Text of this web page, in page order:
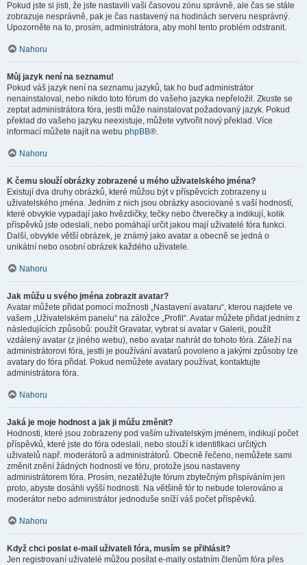
Pokud jste si jisti, že jste nastavili vaši časovou zónu správně, ale čas se stále
zobrazuje nesprávně, pak je čas nastavený na hodinách serveru nesprávný.
Upozorněte na to, prosím, administrátora, aby mohl tento problém odstranit.
Nahoru
Můj jazyk není na seznamu!
Pokud váš jazyk není na seznamu jazyků, tak ho buď administrátor
nenainstaloval, nebo nikdo toto fórum do vašeho jazyka nepřeložil. Zkuste se
zeptat administrátora fóra, jestli může nainstalovat požadovaný jazyk. Pokud
překlad do vašeho jazyku neexistuje, můžete vytvořit nový překlad. Více
informací můžete najít na webu phpBB®.
Nahoru
K čemu slouží obrázky zobrazené u mého uživatelského jména?
Existují dva druhy obrázků, které můžou být v příspěvcích zobrazeny u
uživatelského jména. Jedním z nich jsou obrázky asociované s vaší hodností,
které obvykle vypadají jako hvězdičky, tečky nebo čtverečky a indikují, kolik
příspěvků jste odeslali, nebo pomáhají určit jakou mají uživatelé fóra funkci.
Další, obvykle větší obrázek, je známý jako avatar a obecně se jedná o
unikátní nebo osobní obrázek každého uživatele.
Nahoru
Jak můžu u svého jména zobrazit avatar?
Avatar můžete přidat pomocí možnosti „Nastavení avataru“, kterou najdete ve
vašem „Uživatelském panelu“ na záložce „Profil“. Avatar můžete přidat jedním z
následujících způsobů: použít Gravatar, vybrat si avatar v Galerii, použít
vzdálený avatar (z jiného webu), nebo avatar nahrát do tohoto fóra. Záleží na
administrátorovi fóra, jestli je používání avatarů povoleno a jakými způsoby lze
avatary do fóra přidat. Pokud nemůžete avatary používat, kontaktujte
administrátora fóra.
Nahoru
Jaká je moje hodnost a jak ji můžu změnit?
Hodnosti, které jsou zobrazeny pod vaším uživatelským jménem, indikují počet
příspěvků, které jste do fóra odeslali, nebo slouží k identifikaci určitých
uživatelů např. moderátorů a administrátorů. Obecně řečeno, nemůžete sami
změnit znění žádných hodností ve fóru, protože jsou nastaveny
administrátorem fóra. Prosím, nezatěžujte fórum zbytečným přispíváním jen
proto, abyste dosáhli vyšší hodnosti. Na většině fór to nebude tolerováno a
moderátor nebo administrátor jednoduše sníží váš počet příspěvků.
Nahoru
Když chci poslat e-mail uživateli fóra, musím se přihlásit?
Jen registrovaní uživatelé můžou posílat e-maily ostatním členům fóra přes